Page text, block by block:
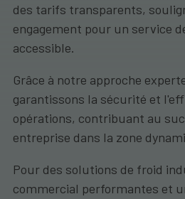
des tarifs transparents,
engagement pour un service
accessible.
Grâce à notre approche
garantissons la sécurité et
opérations, contribuant au
entreprise dans la zone
Pour des solutions de froid
commercial performantes et